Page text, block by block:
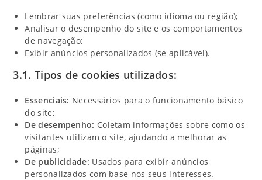
Lembrar suas preferências (como idioma ou região);
Analisar o desempenho do site e os comportamentos
de navegação;
Exibir anúncios personalizados (se aplicável).
3.1. Tipos de cookies utilizados:
Essenciais: Necessários para o funcionamento básico
do site;
De desempenho: Coletam informações sobre como os
visitantes utilizam o site, ajudando a melhorar as
páginas;
De publicidade: Usados para exibir anúncios
personalizados com base nos seus interesses.